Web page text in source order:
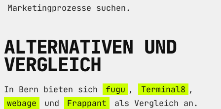
Marketingprozesse suchen.
ALTERNATIVEN UND
VERGLEICH
In Bern bieten sich fugu , Terminal8 ,
webage
und Frappant
als Vergleich an.